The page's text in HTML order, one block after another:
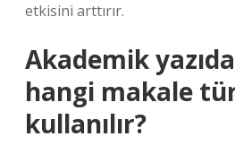
etkisini arttırır.
Akademik
hangi makale
kullanılır?